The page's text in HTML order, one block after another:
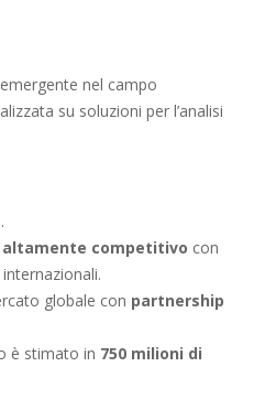
nel campo
su soluzioni per l’analisi
.
competitivo con
globale con partnership
è stimato in 750 milioni di